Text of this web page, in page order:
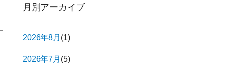
月別アーカイブ
2026年8月 (1)
2026年7月 (5)